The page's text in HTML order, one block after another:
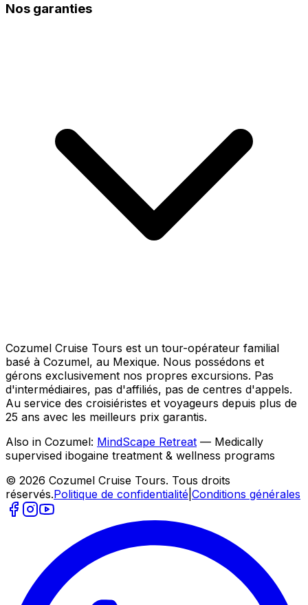
Nos garanties
Cozumel Cruise Tours est un tour-opérateur familial
basé à Cozumel, au Mexique. Nous possédons et
gérons exclusivement nos propres excursions. Pas
d'intermédiaires, pas d'affiliés, pas de centres d'appels.
Au service des croisiéristes et voyageurs depuis plus de
25 ans avec les meilleurs prix garantis.
Also in Cozumel: MindScape Retreat — Medically
supervised ibogaine treatment & wellness programs
© 2026 Cozumel Cruise Tours. Tous droits
réservés.Politique de confidentialité Conditions générales